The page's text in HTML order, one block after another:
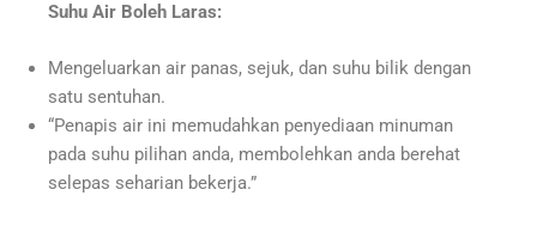
Suhu Air Boleh Laras:
Mengeluarkan air panas, sejuk, dan suhu bilik dengan
satu sentuhan.
“Penapis air ini memudahkan penyediaan minuman
pada suhu pilihan anda, membolehkan anda berehat
selepas seharian bekerja.”